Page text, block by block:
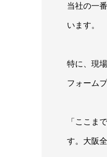
当社の一
います。
特に、現
フォーム
「ここま
す。大阪